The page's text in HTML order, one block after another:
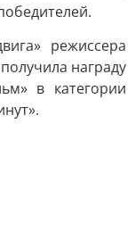
режиссера
награду
в категории